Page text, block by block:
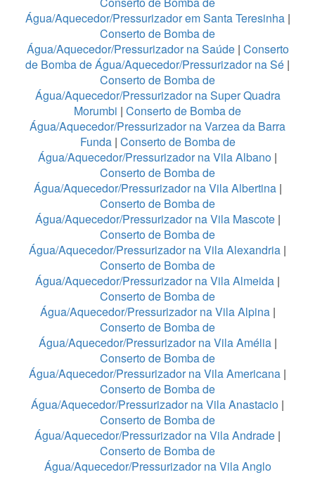
Água/Aquecedor/Pressurizador em Santa Teresinha|
Conserto de Bomba de
Água/Aquecedor/Pressurizador na Saúde| Conserto
de Bomba de Água/Aquecedor/Pressurizador na Sé |
Conserto de Bomba de
Água/Aquecedor/Pressurizador na Super Quadra
Morumbi | Conserto de Bomba de
Água/Aquecedor/Pressurizador na Varzea da Barra
Funda| Conserto de Bomba de
Água/Aquecedor/Pressurizador na Vila Albano |
Conserto de Bomba de
Água/Aquecedor/Pressurizador na Vila Albertina|
Conserto de Bomba de
Água/Aquecedor/Pressurizador na Vila Mascote|
Conserto de Bomba de
Água/Aquecedor/Pressurizador na Vila Alexandria |
Conserto de Bomba de
Água/Aquecedor/Pressurizador na Vila Almeida |
Conserto de Bomba de
Água/Aquecedor/Pressurizador na Vila Alpina |
Conserto de Bomba de
Água/Aquecedor/Pressurizador na Vila Amélia |
Conserto de Bomba de
Água/Aquecedor/Pressurizador na Vila Americana |
Conserto de Bomba de
Água/Aquecedor/Pressurizador na Vila Anastacio |
Conserto de Bomba de
Água/Aquecedor/Pressurizador na Vila Andrade |
Conserto de Bomba de
Água/Aquecedor/Pressurizador na Vila Anglo